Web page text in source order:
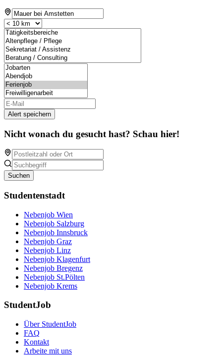
Alert speichern
Nicht wonach du gesucht hast? Schau hier!
Suchen
Studentenstadt
Nebenjob Wien
Nebenjob Salzburg
Nebenjob Innsbruck
Nebenjob Graz
Nebenjob Linz
Nebenjob Klagenfurt
Nebenjob Bregenz
Nebenjob St.Pölten
Nebenjob Krems
StudentJob
Über StudentJob
FAQ
Kontakt
Arbeite mit uns